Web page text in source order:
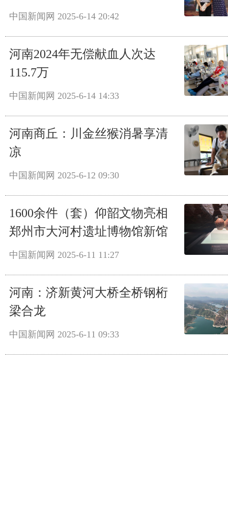
中国新闻网 2025-6-14 20:42
河南2024年无偿献血人次达
115.7万
中国新闻网 2025-6-14 14:33
河南商丘：川金丝猴消暑享清
凉
中国新闻网 2025-6-12 09:30
1600余件（套）仰韶文物亮相
郑州市大河村遗址博物馆新馆
中国新闻网 2025-6-11 11:27
河南：济新黄河大桥全桥钢桁
梁合龙
中国新闻网 2025-6-11 09:33